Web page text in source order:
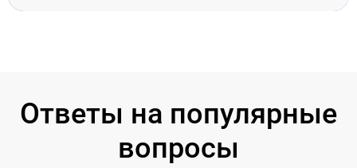
Ответы на популярные
вопросы